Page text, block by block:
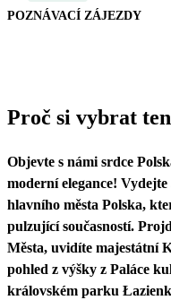
POZNÁVACÍ ZÁJEZDY
Proč si vybrat
Objevte s námi srdce
moderní elegance!
hlavního města Polska,
pulzující současností.
Města, uvidíte majestátní
pohled z výšky z Paláce
královském parku